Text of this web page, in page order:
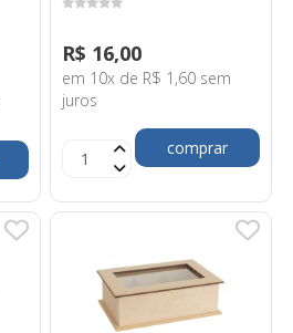
R$ 16,00
em 10x de R$ 1,60 sem
juros
comprar